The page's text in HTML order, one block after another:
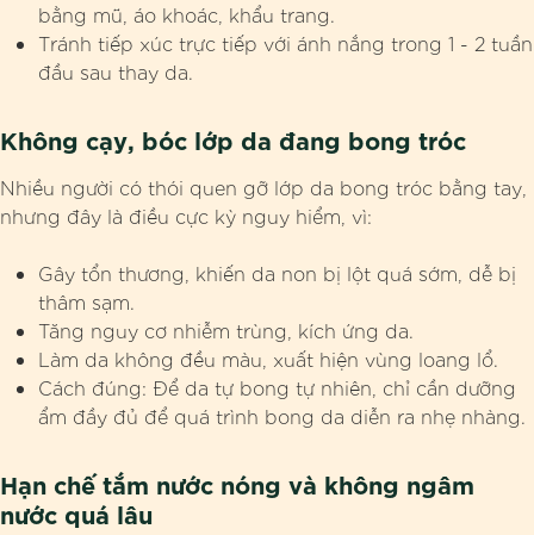
bằng mũ, áo khoác, khẩu trang.
Tránh tiếp xúc trực tiếp với ánh nắng trong 1 - 2 tuần
đầu sau thay da.
Không cạy, bóc lớp da đang bong tróc
Nhiều người có thói quen gỡ lớp da bong tróc bằng tay,
nhưng đây là điều cực kỳ nguy hiểm, vì:
Gây tổn thương, khiến da non bị lột quá sớm, dễ bị
thâm sạm.
Tăng nguy cơ nhiễm trùng, kích ứng da.
Làm da không đều màu, xuất hiện vùng loang lổ.
Cách đúng: Để da tự bong tự nhiên, chỉ cần dưỡng
ẩm đầy đủ để quá trình bong da diễn ra nhẹ nhàng.
Hạn chế tắm nước nóng và không ngâm
nước quá lâu